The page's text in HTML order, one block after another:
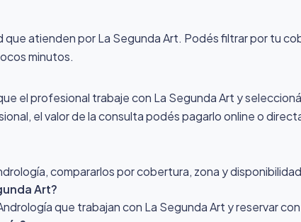
que atienden por La Segunda Art. Podés filtrar por tu
minutos.
el profesional trabaje con La Segunda Art y
el valor de la consulta podés pagarlo online o
compararlos por cobertura, zona y
Art?
que trabajan con La Segunda Art y reservar